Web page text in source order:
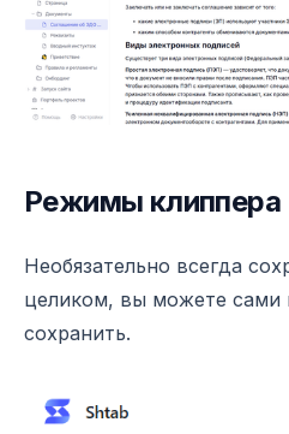
Режимы клиппера
Необязательно всегда
целиком, вы можете сами
сохранить.